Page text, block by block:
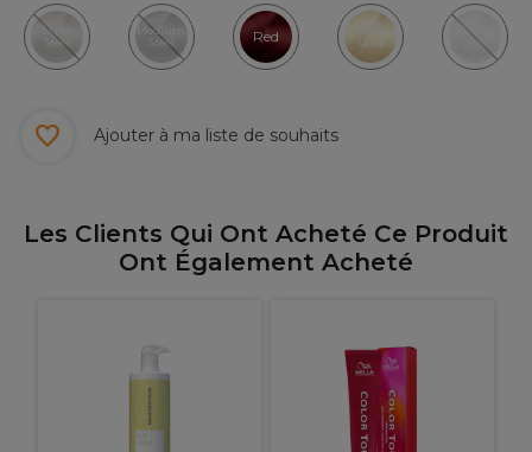
Light
Steel
Medium
Steel
Red
Gold
White
Silver
Ajouter à ma liste de souhaits
Les Clients Qui Ont Acheté Ce Produit
Ont Également Acheté